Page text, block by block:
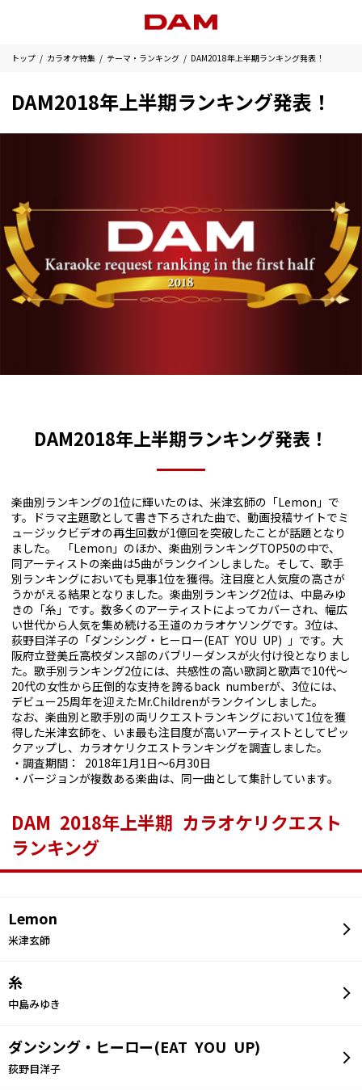
トップ カラオケ特集 テーマ・ランキング DAM2018年上半期ランキング発表！
DAM2018年上半期ランキング発表！
DAM2018年上半期ランキング発表！
楽曲別ランキングの1位に輝いたのは、米津玄師の「Lemon」で
す。ドラマ主題歌として書き下ろされた曲で、動画投稿サイトでミ
ュージックビデオの再生回数が1億回を突破したことが話題となり
ました。 「Lemon」のほか、楽曲別ランキングTOP50の中で、
同アーティストの楽曲は5曲がランクインしました。そして、歌手
別ランキングにおいても見事1位を獲得。注目度と人気度の高さが
うかがえる結果となりました。楽曲別ランキング2位は、中島みゆ
きの「糸」です。数多くのアーティストによってカバーされ、幅広
い世代から人気を集め続ける王道のカラオケソングです。3位は、
荻野目洋子の「ダンシング・ヒーロー(EAT YOU UP) 」です。大
阪府立登美丘高校ダンス部のバブリーダンスが火付け役となりまし
た。歌手別ランキング2位には、共感性の高い歌詞と歌声で10代～
20代の女性から圧倒的な支持を誇るback numberが、3位には、
デビュー25周年を迎えたMr.Childrenがランクインしました。
なお、楽曲別と歌手別の両リクエストランキングにおいて1位を獲
得した米津玄師を、いま最も注目度が高いアーティストとしてピッ
クアップし、カラオケリクエストランキングを調査しました。
・調査期間： 2018年1月1日～6月30日
・バージョンが複数ある楽曲は、同一曲として集計しています。
DAM 2018年上半期 カラオケリクエスト
ランキング
Lemon
米津玄師
糸
中島みゆき
ダンシング・ヒーロー(EAT YOU UP)
荻野目洋子